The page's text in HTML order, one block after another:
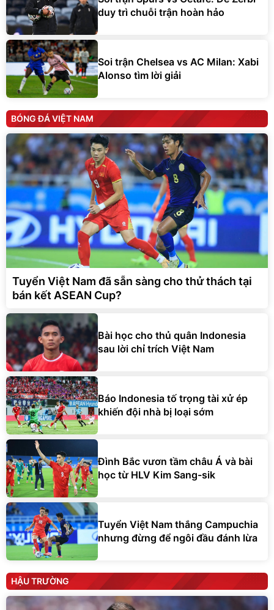
duy trì chuỗi trận hoàn hảo
Soi trận Chelsea vs AC Milan: Xabi
Alonso tìm lời giải
BÓNG ĐÁ VIỆT NAM
Tuyển Việt Nam đã sẵn sàng cho thử thách tại
bán kết ASEAN Cup?
Bài học cho thủ quân Indonesia
sau lời chỉ trích Việt Nam
Báo Indonesia tố trọng tài xử ép
khiến đội nhà bị loại sớm
Đình Bắc vươn tầm châu Á và bài
học từ HLV Kim Sang-sik
Tuyển Việt Nam thắng Campuchia
nhưng đừng để ngôi đầu đánh lừa
HẬU TRƯỜNG